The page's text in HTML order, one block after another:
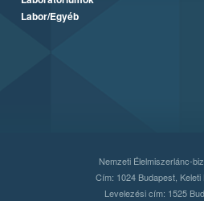
Labor/Egyéb
Nemzeti Élelmiszerlánc-
Cím: 1024 Budapest,
Levelezési cím: 1525